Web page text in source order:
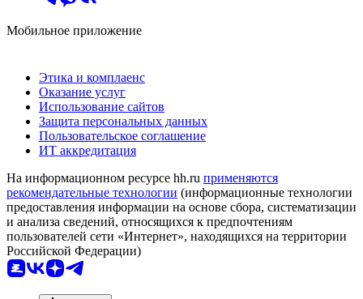
Мобильное приложение
Этика и комплаенс
Оказание услуг
Использование сайтов
Защита персональных данных
Пользовательское соглашение
ИТ аккредитация
На информационном ресурсе hh.ru применяются
рекомендательные технологии (информационные технологии
предоставления информации на основе сбора, систематизации
и анализа сведений, относящихся к предпочтениям
пользователей сети «Интернет», находящихся на территории
Российской Федерации)